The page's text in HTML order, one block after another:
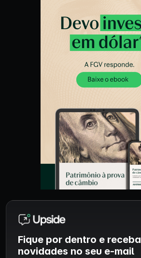
Fique por dentro e receba
novidades no seu e-mail